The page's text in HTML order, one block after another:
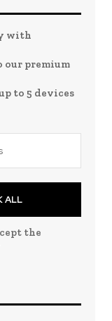
with
our premium
to 5 devices
ALL
the